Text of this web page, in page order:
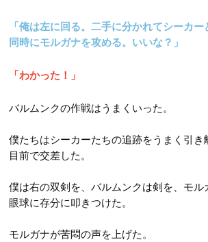
「俺は左に回る。二手に分かれてシーカ
同時にモルガナを攻める。いいな？」
「わかった！」
バルムンクの作戦はうまくいった。
僕たちはシーカーたちの追跡をうまく引き
目前で交差した。
僕は右の双剣を、バルムンクは剣を、モル
眼球に存分に叩きつけた。
モルガナが苦悶の声を上げた。